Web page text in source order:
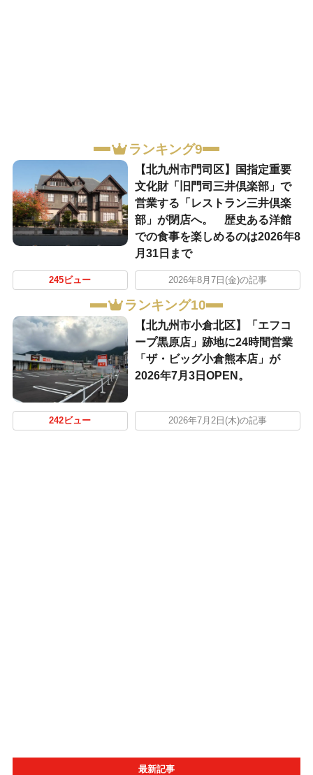
ランキング9
【北九州市門司区】国指定重要
文化財「旧門司三井倶楽部」で
営業する「レストラン三井倶楽
部」が閉店へ。 歴史ある洋館
での食事を楽しめるのは2026年8
月31日まで
245ビュー 2026年8月7日(金)の記事
ランキング10
【北九州市小倉北区】「エフコ
ープ黒原店」跡地に24時間営業
「ザ・ビッグ小倉熊本店」が
2026年7月3日OPEN。
242ビュー 2026年7月2日(木)の記事
最新記事